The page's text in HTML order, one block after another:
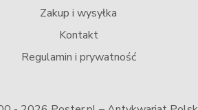
Zakup i wysyłka
Kontakt
Regulamin i prywatność